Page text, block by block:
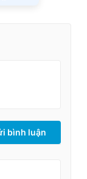
bình luận